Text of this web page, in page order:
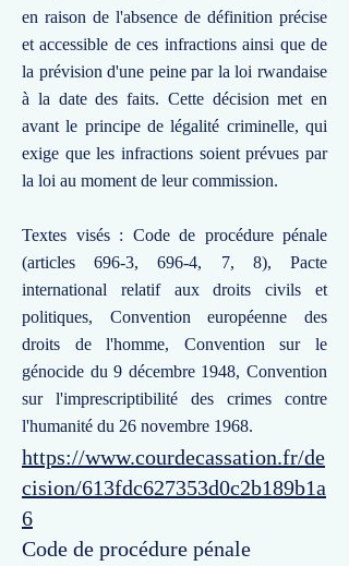
en raison de l'absence de définition précise
et accessible de ces infractions ainsi que de
la prévision d'une peine par la loi rwandaise
à la date des faits. Cette décision met en
avant le principe de légalité criminelle, qui
exige que les infractions soient prévues par
la loi au moment de leur commission.
Textes visés : Code de procédure pénale
(articles 696-3, 696-4, 7, 8), Pacte
international relatif aux droits civils et
politiques, Convention européenne des
droits de l'homme, Convention sur le
génocide du 9 décembre 1948, Convention
sur l'imprescriptibilité des crimes contre
l'humanité du 26 novembre 1968.
https://www.courdecassation.fr/de
cision/613fdc627353d0c2b189b1a
6
Code de procédure pénale